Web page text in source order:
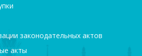
законодательных актов
акты